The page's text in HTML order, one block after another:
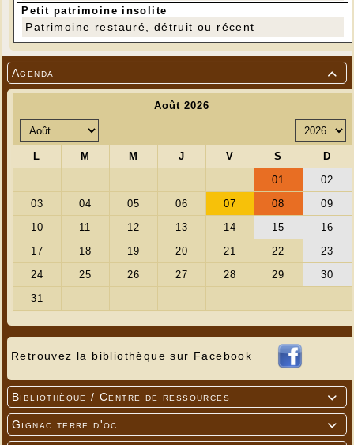

Agenda
Retrouvez la bibliothèque sur Facebook

Bibliothèque / Centre de ressources

Gignac terre d'oc
MADAME RÊVE
Petit patrimoine insolite
Patrimoine restauré, détruit ou récent